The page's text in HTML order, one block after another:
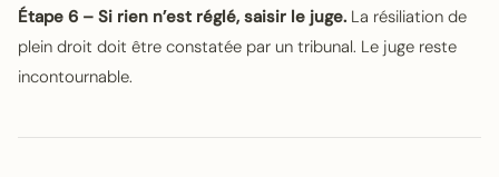
Étape 6 – Si rien n’est réglé, saisir le juge. La résiliation de
plein droit doit être constatée par un tribunal. Le juge reste
incontournable.